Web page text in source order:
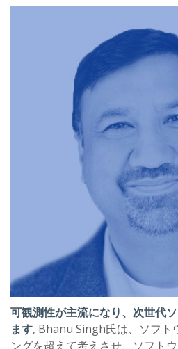
可観測性が主流になり、次世代
ます, Bhanu Singh氏は、ソフト
ングを超えて考えさせ、ソフト